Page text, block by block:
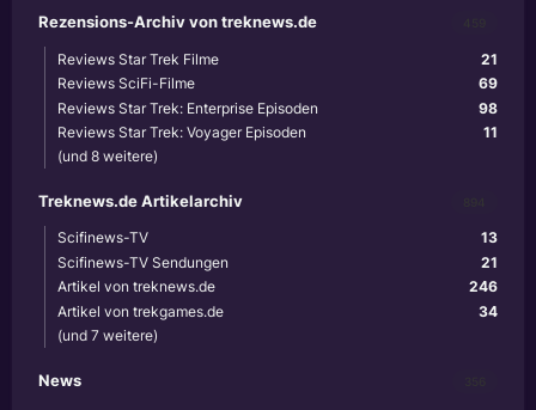
Rezensions-Archiv von treknews.de
21
Reviews Star Trek Filme
69
Reviews SciFi-Filme
98
Reviews Star Trek: Enterprise Episoden
11
Reviews Star Trek: Voyager Episoden
(und 8 weitere)
Treknews.de Artikelarchiv
13
Scifinews-TV
21
Scifinews-TV Sendungen
246
Artikel von treknews.de
34
Artikel von trekgames.de
(und 7 weitere)
News